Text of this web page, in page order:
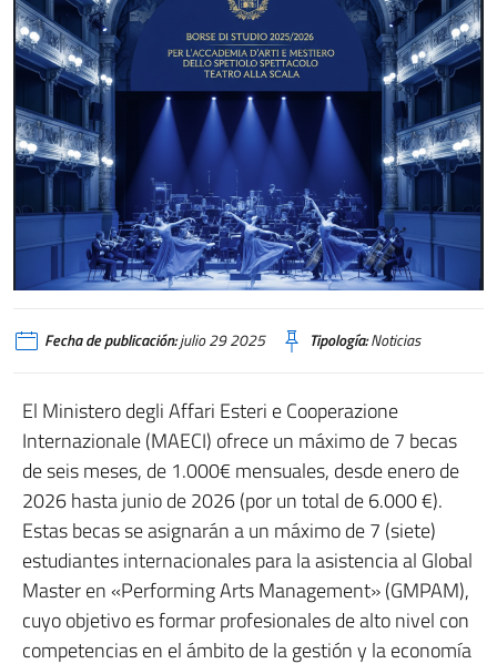
Fecha de publicación:julio 29 2025 Tipología:Noticias
El Ministero degli Affari Esteri e Cooperazione
Internazionale (MAECI) ofrece un máximo de 7 becas
de seis meses, de 1.000€ mensuales, desde enero de
2026 hasta junio de 2026 (por un total de 6.000 €).
Estas becas se asignarán a un máximo de 7 (siete)
estudiantes internacionales para la asistencia al Global
Master en «Performing Arts Management» (GMPAM),
cuyo objetivo es formar profesionales de alto nivel con
competencias en el ámbito de la gestión y la economía